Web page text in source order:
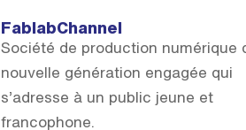
FablabChannel
Société de production numérique
nouvelle génération engagée qui
s’adresse à un public jeune et
francophone.